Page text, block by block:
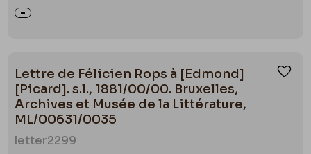
Lettre de Félicien Rops à [Edmond]
[Picard]. s.l., 1881/00/00. Bruxelles,
Archives et Musée de la Littérature,
ML/00631/0035
letter2299